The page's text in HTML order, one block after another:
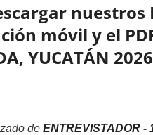
nuestros
móvil y el
YUCATÁN 2026
de ENTREVISTADOR -